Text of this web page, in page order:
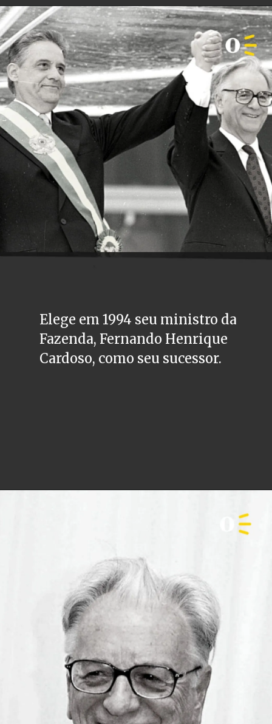
Elege em 1994 seu ministro da
Fazenda, Fernando Henrique
Cardoso, como seu sucessor.